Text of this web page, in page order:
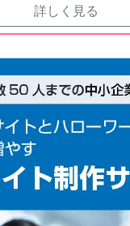
詳しく見る